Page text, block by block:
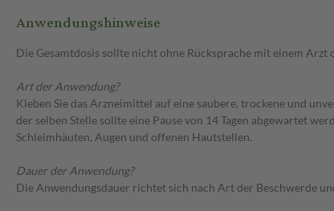
Anwendungshinweise
Die Gesamtdosis sollte nicht ohne Rücksprache mit einem
Art der Anwendung?
Kleben Sie das Arzneimittel auf eine saubere, trockene und
der selben Stelle sollte eine Pause von 14 Tagen abgewartet
Schleimhäuten, Augen und offenen Hautstellen.
Dauer der Anwendung?
Die Anwendungsdauer richtet sich nach Art der Beschwerde